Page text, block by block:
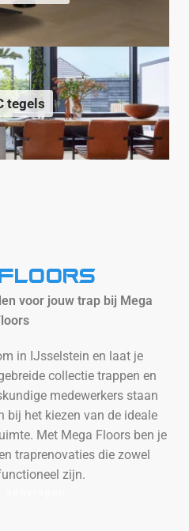
tegels
Floors
voor jouw trap bij Mega
in IJsselstein en laat je
collectie trappen en
medewerkers staan
bij het kiezen van de ideale
Met Mega Floors ben je
traprenovaties die zowel
zijn.